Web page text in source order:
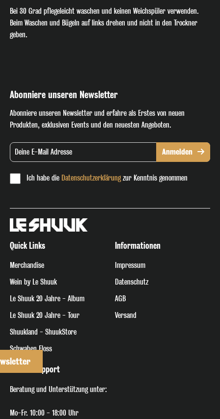
Bei 30 Grad pflegeleicht waschen und keinen Weichspüler verwenden.
Beim Waschen und Bügeln auf links drehen und nicht in den Trockner
geben.
Ich habe die Datenschutzerklärungzur Kenntnis
genommen
Hilfe & Support
Beratungund Unterstützung unter:
Mo-Fr. 10:00 - 18:00 Uhr
Quick Links
Merchandise
Wein by Le Shuuk
Le Shuuk 20 Jahre - Album
Le Shuuk 20 Jahre - Tour
Shuukland - ShuukStore
Schwaben Floss
Informationen
Impressum
Datenschutz
AGB
Versand
Abonniere unseren Newsletter
Abonniere unseren Newsletter und erfahre als Erstes von neuen
Produkten, exklusiven Events und den neuesten Angeboten.
Ich habe die Datenschutzerklärungzur Kenntnis genommen
Anmelden